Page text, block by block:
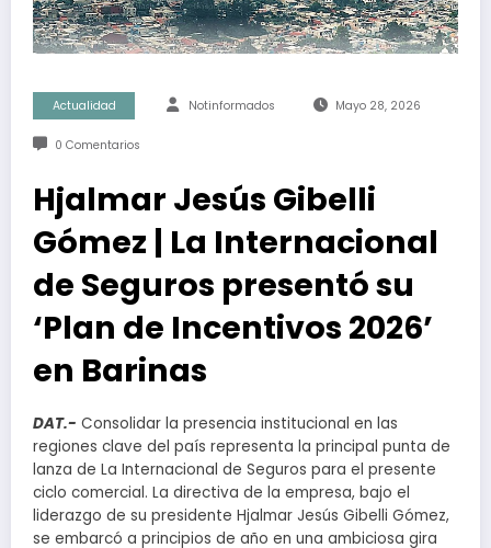
Actualidad Notinformados Mayo 28, 2026
0 Comentarios
Hjalmar Jesús Gibelli
Gómez | La Internacional
de Seguros presentó su
‘Plan de Incentivos 2026’
en Barinas
DAT.- Consolidar la presencia institucional en las
regiones clave del país representa la principal punta de
lanza de La Internacional de Seguros para el presente
ciclo comercial. La directiva de la empresa, bajo el
liderazgo de su presidente Hjalmar Jesús Gibelli Gómez,
se embarcó a principios de año en una ambiciosa gira